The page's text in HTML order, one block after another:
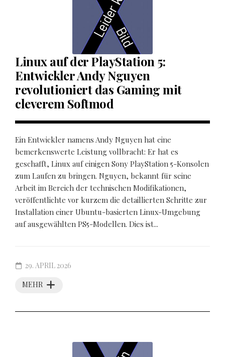
Linux auf der PlayStation 5:
Entwickler Andy Nguyen
revolutioniert das Gaming mit
cleverem Softmod
Ein Entwickler namens Andy Nguyen hat eine
bemerkenswerte Leistung vollbracht: Er hat es
geschafft, Linux auf einigen Sony PlayStation 5-Konsolen
zum Laufen zu bringen. Nguyen, bekannt für seine
Arbeit im Bereich der technischen Modifikationen,
veröffentlichte vor kurzem die detaillierten Schritte zur
Installation einer Ubuntu-basierten Linux-Umgebung
auf ausgewählten PS5-Modellen. Dies ist...
MEHR
29. APRIL 2026